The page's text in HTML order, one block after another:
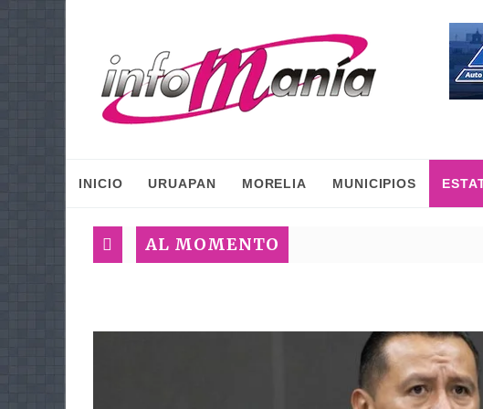
INICIO URUAPAN MORELIA MUNICIPIOS
AL MOMENTO
Agradece